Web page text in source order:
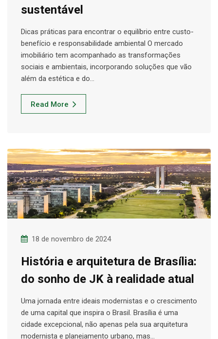
sustentável
Dicas práticas para encontrar o equilíbrio entre custo-
benefício e responsabilidade ambiental O mercado
imobiliário tem acompanhado as transformações
sociais e ambientais, incorporando soluções que vão
além da estética e do…
Read More
18 de novembro de 2024
História e arquitetura de Brasília:
do sonho de JK à realidade atual
Uma jornada entre ideais modernistas e o crescimento
de uma capital que inspira o Brasil. Brasília é uma
cidade excepcional, não apenas pela sua arquitetura
modernista e planejamento urbano, mas…